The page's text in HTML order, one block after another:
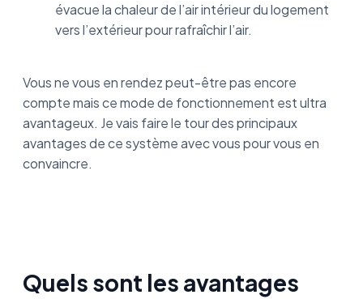
évacue la chaleur de l’air intérieur du logement
vers l’extérieur pour rafraîchir l’air.
Vous ne vous en rendez peut-être pas encore
compte mais ce mode de fonctionnement est ultra
avantageux. Je vais faire le tour des principaux
avantages de ce système avec vous pour vous en
convaincre.
Quels sont les avantages